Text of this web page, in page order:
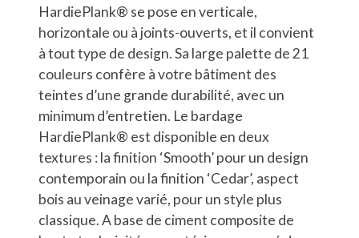
HardiePlank® se pose en verticale,
horizontale ou à joints-ouverts, et il convient
à tout type de design. Sa large palette de 21
couleurs confère à votre bâtiment des
teintes d’une grande durabilité, avec un
minimum d’entretien. Le bardage
HardiePlank® est disponible en deux
textures : la finition ‘Smooth’ pour un design
contemporain ou la finition ‘Cedar’, aspect
bois au veinage varié, pour un style plus
classique. A base de ciment composite de